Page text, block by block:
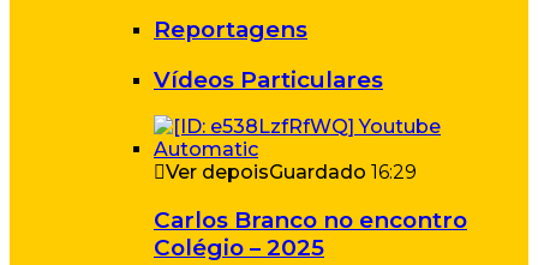
Reportagens
Vídeos Particulares
Ver depoisGuardado 16:29
Carlos Branco no encontro
Colégio – 2025